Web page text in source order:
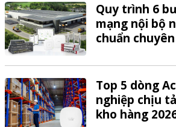
Quy trình 6
mạng nội bộ
chuẩn
Top 5 dòng
nghiệp chịu
kho hàng